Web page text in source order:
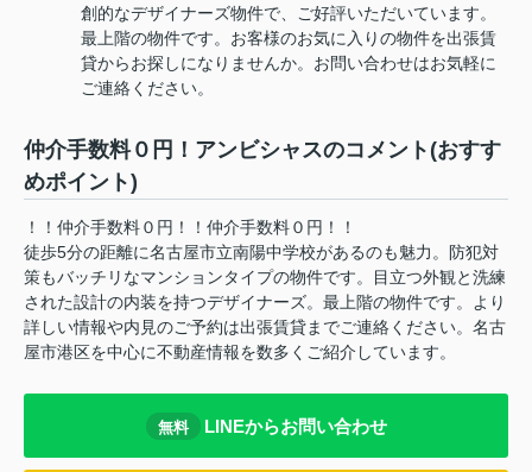
創的なデザイナーズ物件で、ご好評いただいています。
最上階の物件です。お客様のお気に入りの物件を出張賃
貸からお探しになりませんか。お問い合わせはお気軽に
ご連絡ください。
仲介手数料０円！アンビシャスのコメント(おすす
めポイント)
！！仲介手数料０円！！仲介手数料０円！！
徒歩5分の距離に名古屋市立南陽中学校があるのも魅力。防犯対
策もバッチリなマンションタイプの物件です。目立つ外観と洗練
された設計の内装を持つデザイナーズ。最上階の物件です。より
詳しい情報や内見のご予約は出張賃貸までご連絡ください。名古
屋市港区を中心に不動産情報を数多くご紹介しています。
無料 LINEからお問い合わせ